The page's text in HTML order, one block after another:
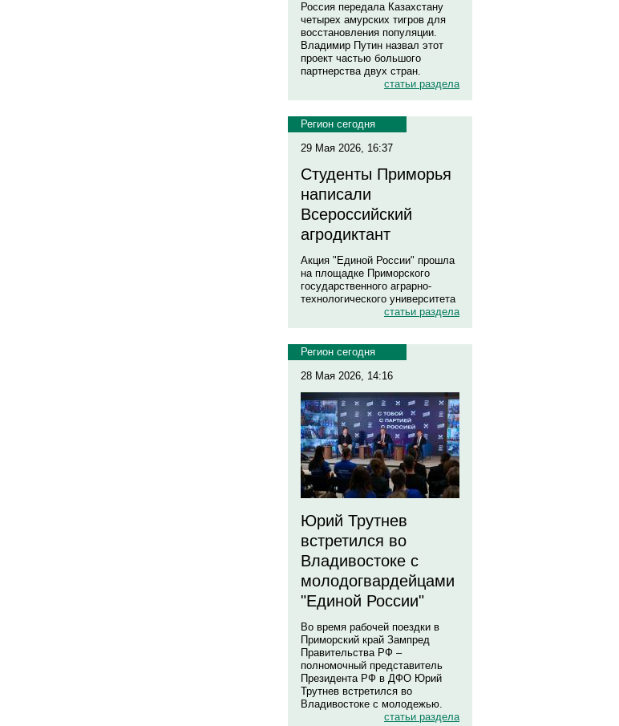
Россия передала Казахстану
четырех амурских тигров для
восстановления популяции.
Владимир Путин назвал этот
проект частью большого
партнерства двух стран.
статьи раздела
Регион сегодня
29 Мая 2026, 16:37
Студенты Приморья
написали
Всероссийский
агродиктант
Акция "Единой России" прошла
на площадке Приморского
государственного аграрно-
технологического университета
статьи раздела
Регион сегодня
28 Мая 2026, 14:16
Юрий Трутнев
встретился во
Владивостоке с
молодогвардейцами
"Единой России"
Во время рабочей поездки в
Приморский край Зампред
Правительства РФ –
полномочный представитель
Президента РФ в ДФО Юрий
Трутнев встретился во
Владивостоке с молодежью.
статьи раздела